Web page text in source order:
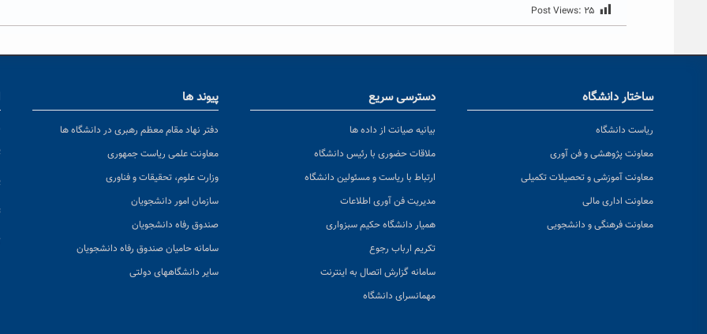
Post Views: ۲۵
ساختار دانشگاه
ریاست دانشگاه
معاونت پژوهشی و فن آوری
معاونت آموزشی و تحصیلات تکمیلی
معاونت اداری مالی
معاونت فرهنگی و دانشجویی
دسترسی سریع
بیانیه صیانت از داده ها
ملاقات حضوری با رئیس دانشگاه
ارتباط با ریاست و مسئولین دانشگاه
مدیریت فن آوری اطلاعات
همیار دانشگاه حکیم سبزواری
تکریم ارباب رجوع
سامانه گزارش اتصال به اینترنت
مهمانسرای دانشگاه
پیوند ها
دفتر نهاد مقام معظم رهبری در دانشگاه ها
معاونت علمی ریاست جمهوری
وزارت علوم، تحقیقات و فناوری
سازمان امور دانشجویان
صندوق رفاه دانشجویان
سامانه حامیان صندوق رفاه دانشجویان
سایر دانشگاههای دولتی